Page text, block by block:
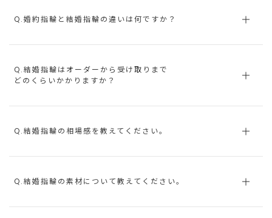
Q.婚約指輪と結婚指輪の違いは何ですか？
Q.結婚指輪はオーダーから受け取りまで
どのくらいかかりますか？
Q.結婚指輪の相場感を教えてください。
Q.結婚指輪の素材について教えてください。